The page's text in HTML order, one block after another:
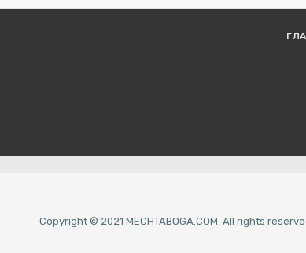
Copyright © 2021 MECHTABOGA.COM. All rights